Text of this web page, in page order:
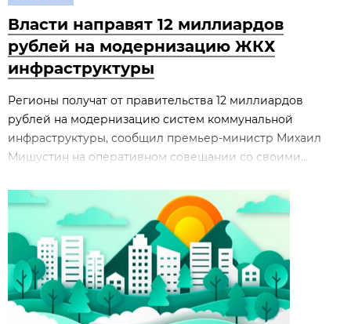
Власти направят 12 миллиардов
рублей на модернизацию ЖКХ
инфраструктуры
Регионы получат от правительства 12 миллиардов
рублей на модернизацию систем коммунальной
инфраструктуры, сообщил премьер-министр Михаил
Мишустин на оперативном совещании со своими...